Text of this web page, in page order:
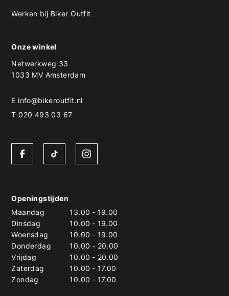
Werken bij Biker Outfit
Onze winkel
Netwerkweg 33
1033 MV Amsterdam
E info@bikeroutfit.nl
T 020 493 03 67
Openingstijden
Maandag
13.00 - 19.00
Dinsdag
10.00 - 19.00
Woensdag
10.00 - 19.00
Donderdag
10.00 - 20.00
Vrijdag
10.00 - 20.00
Zaterdag
10.00 - 17.00
Zondag
10.00 - 17.00